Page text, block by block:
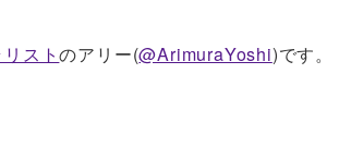
ストのアリー(@ArimuraYoshi)です。